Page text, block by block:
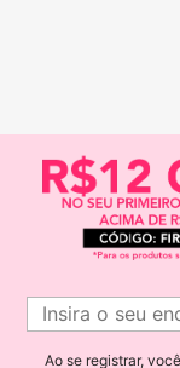
Ao se registrar,